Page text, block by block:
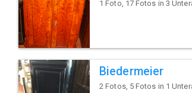
1 Foto, 17 Fotos in 3
Biedermeier
2 Fotos, 5 Fotos in 1